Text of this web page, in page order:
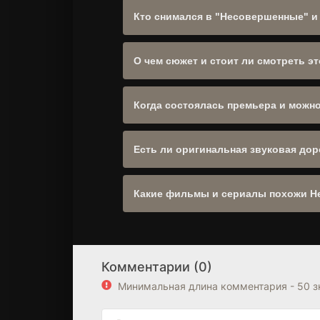
Кто снимался в "Несовершенные" и
Режиссер: Марк Чоу, Директор Икс.,
Годой, Кира Загорски, Селина
О чем сюжет и стоит ли смотреть
Жанр:Фантастика,Фэнтези,Боевик,
"Abnormally Gifted". Уже 44 зрителей
Когда состоялась премьера и
Да, сайт полностью адаптирован для
Есть ли оригинальная звуковая
Оригинальное название: "The
Какие фильмы и сериалы похожи
Комментарии (0)
Минимальная длина комментария - 50